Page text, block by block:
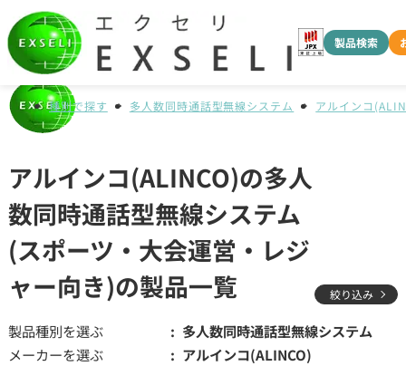
製品検索
種別で探す 多人数同時通話型無線システム アルインコ
アルインコ(ALINCO)の多人
数同時通話型無線システム
(スポーツ・大会運営・レジ
ャー向き)の製品一覧
絞り込み
製品種別を選ぶ
多人数同時通話型無線システム
メーカーを選ぶ
アルインコ(ALINCO)